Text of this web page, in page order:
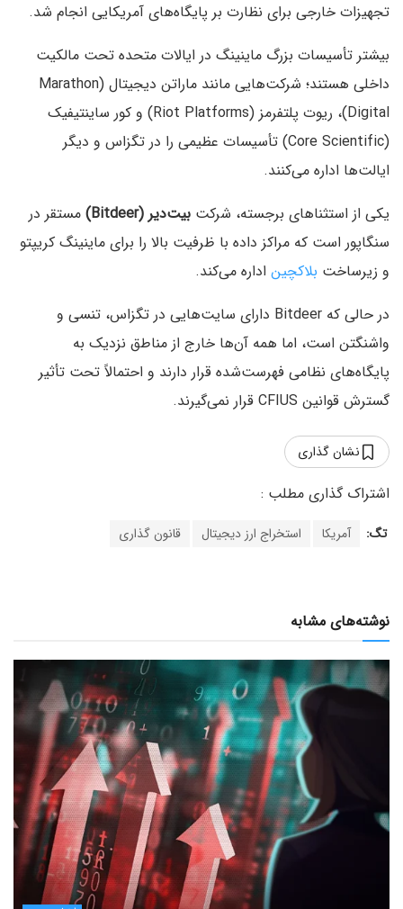
تجهیزات خارجی برای نظارت بر پایگاه‌های آمریکایی انجام شد.
بیشتر تأسیسات بزرگ ماینینگ در ایالات متحده تحت مالکیت
داخلی هستند؛ شرکت‌هایی مانند ماراتن دیجیتال (Marathon
Digital)، ریوت پلتفرمز (Riot Platforms) و کور ساینتیفیک
(Core Scientific) تأسیسات عظیمی را در تگزاس و دیگر
ایالت‌ها اداره می‌کنند.
یکی از استثناهای برجسته، شرکت بیت‌دیر (Bitdeer)
مستقر در
سنگاپور است که مراکز داده با ظرفیت بالا را برای ماینینگ کریپتو
و زیرساخت بلاکچین اداره می‌کند.
در حالی که Bitdeer دارای سایت‌هایی در تگزاس، تنسی و
واشنگتن است، اما همه آن‌ها خارج از مناطق نزدیک به
پایگاه‌های نظامی فهرست‌شده قرار دارند و احتمالاً تحت تأثیر
گسترش قوانین CFIUS قرار نمی‌گیرند.
نشان گذاری
تگ: آمریکا استخراج ارز دیجیتال قانون گذاری
نوشته‌های مشابه